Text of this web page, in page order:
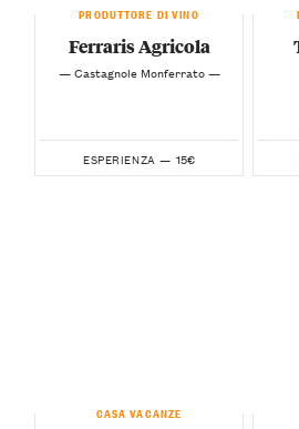
PRODUTTORE DI VINO
Ferraris Agricola
— Castagnole Monferrato —
ESPERIENZA — 15€
CASA VACANZE